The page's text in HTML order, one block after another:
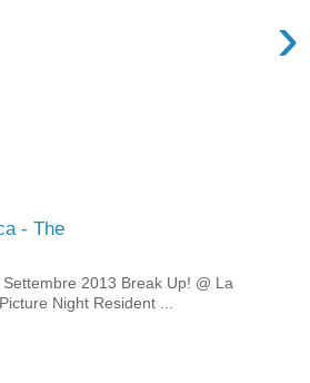
- The
›
2013 Break Up! @ La
Night Resident ...